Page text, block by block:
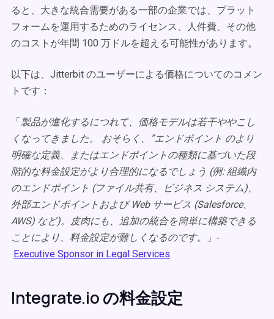
ると、大きな統合需要がある一部の企業では、プラット
フォームを運用するためのライセンス、人件費、その他
のコストが年間 100 万ドルを超える可能性があります。
以下は、Jitterbit のユーザーによる価格についてのコメン
トです：
「製品が進化するにつれて、価格モデルは若干ややこし
くなってきました。 おそらく、”エンドポイント のより
明確な定義、またはエンドポイントの種類に基づいた段
階的な料金設定がより合理的になるでしょう (例: 組織内
のエンドポイント (ファイル共有、ビジネス システム)、
外部エンドポイントおよび Web サービス (Salesforce、
AWS) など)。皮肉にも、追加の統合を簡単に構築できる
ことにより、料金設定が難しくなるのです。
」‐
Executive Sponsor in Legal Services
Integrate.io の料金設定